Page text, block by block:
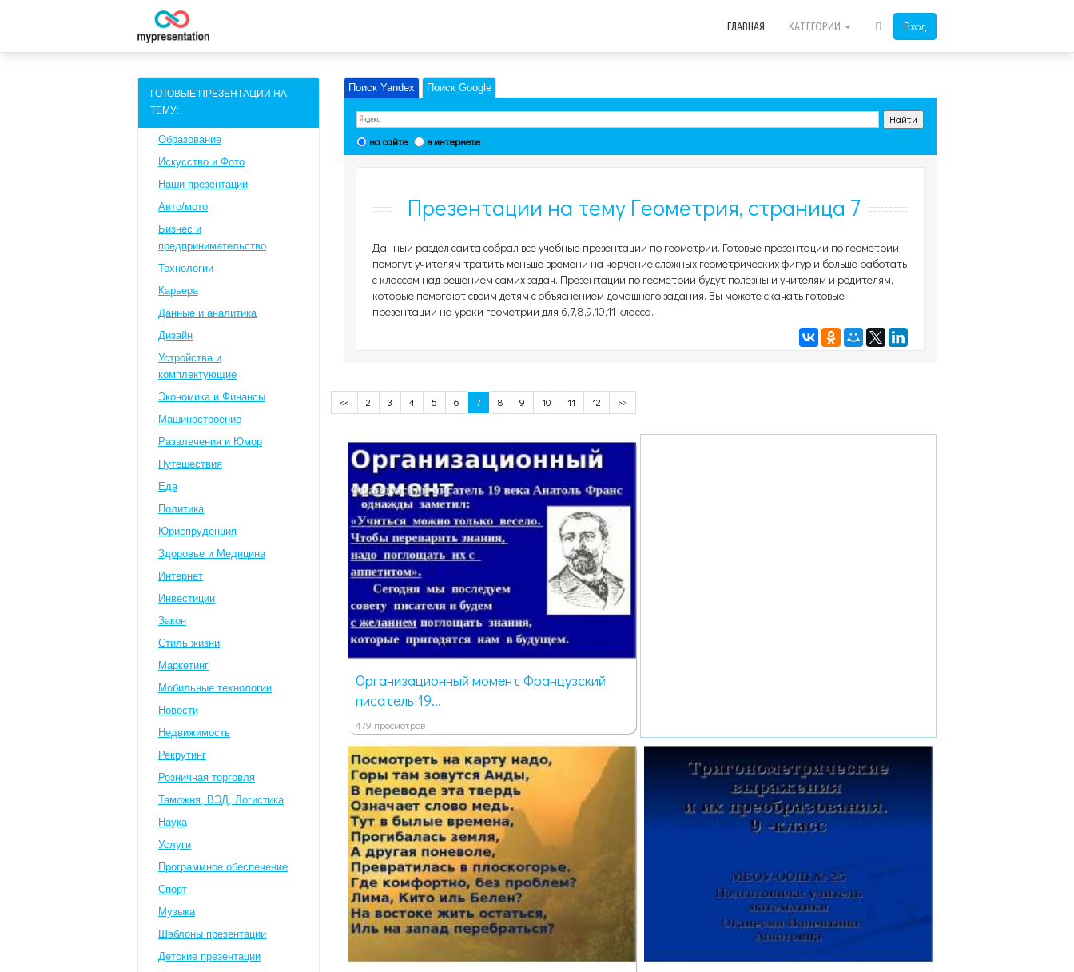
Вход
ГЛАВНАЯ КАТЕГОРИИ
ГОТОВЫЕ ПРЕЗЕНТАЦИИ НА
ТЕМУ:
Образование
Искусство и Фото
Наши презентации
Авто/мото
Бизнес и
предпринимательство
Технологии
Карьера
Данные и аналитика
Дизайн
Устройства и
комплектующие
Экономика и Финансы
Машиностроение
Развлечения и Юмор
Путешествия
Eда
Политика
Юриспруденция
Здоровье и Медицина
Интернет
Инвестиции
Закон
Стиль жизни
Маркетинг
Мобильные технологии
Новости
Недвижимость
Рекрутинг
Розничная торговля
Таможня, ВЭД, Логистика
Наука
Услуги
Программное обеспечение
Спорт
Музыка
Шаблоны презентации
Детские презентации
Поиск Yandex Поиск Google
на сайте в интернете
Презентации на тему Геометрия, страница 7
Данный раздел сайта собрал все учебные презентации по геометрии. Готовые презентации по геометрии
помогут учителям тратить меньше времени на черчение сложных геометрических фигур и больше работать
с классом над решением самих задач. Презентации по геометрии будут полезны и учителям и родителям,
которые помогают своим детям с объяснением домашнего задания. Вы можете скачать готовые
презентации на уроки геометрии для 6,7,8,9,10,11 класса.
<< 2 3 4 5 6 7 8 9 10 11 12 >>
Организационный момент Французский
писатель 19...
479 просмотров